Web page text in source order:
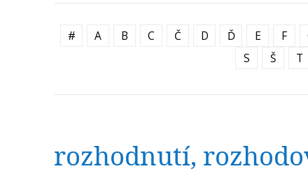
# A B C Č D Ď E F
S
Š T
rozhodnutí,